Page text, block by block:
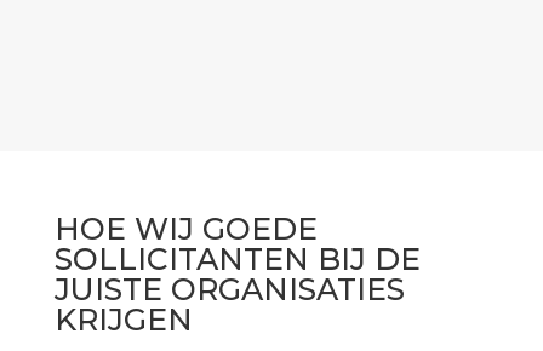
HOE WIJ GOEDE
SOLLICITANTEN BIJ DE
JUISTE ORGANISATIES
KRIJGEN